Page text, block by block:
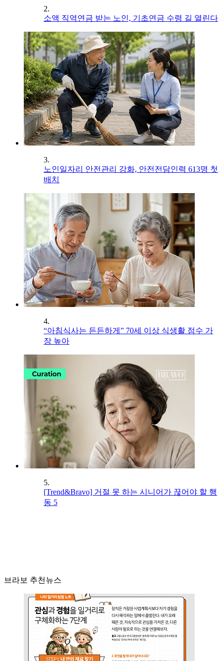
2.
소액 직역연금 받는 노인, 기초연금 수령 길 열린다
3.
노인일자리 안전관리 강화, 안전전담인력 613명 첫
배치
4.
“아침식사는 든든하게” 70세 이상 식생활 점수 가
장 높아
5.
[Trend&Bravo] 거절 못 하는 시니어가 끊어야 할 행
동 5
브라보 추천뉴스